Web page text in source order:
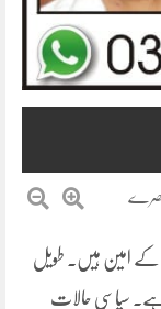
صحافتی اقدار کے امین ہیں۔ طویل
ہے۔ سیاسی حالات